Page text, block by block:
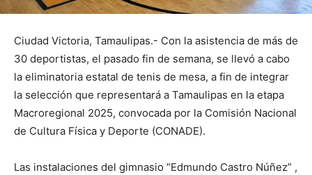
Ciudad Victoria, Tamaulipas.- Con la asistencia de más de
30 deportistas, el pasado fin de semana, se llevó a cabo
la eliminatoria estatal de tenis de mesa, a fin de integrar
la selección que representará a Tamaulipas en la etapa
Macroregional 2025, convocada por la Comisión Nacional
de Cultura Física y Deporte (CONADE).
Las instalaciones del gimnasio “Edmundo Castro Núñez” ,